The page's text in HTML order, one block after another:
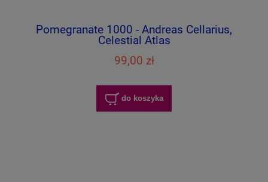
Pomegranate 1000 - Andreas Cellarius,
Celestial Atlas
99,00 zł
do koszyka